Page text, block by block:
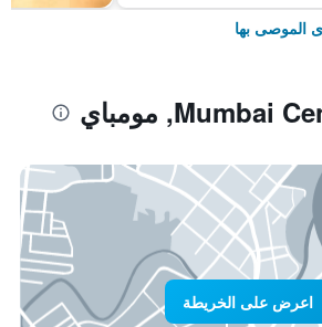
الموصى بها
اعرض على الخريطة